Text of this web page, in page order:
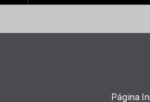
Página